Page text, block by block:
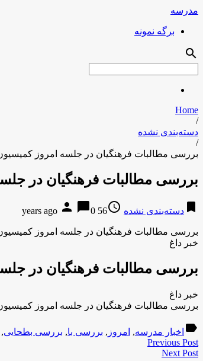
مدرسه
برگه نمونه
search
Home
/
دسته‌بندی نشده
/
بررسی مطالبات فرهنگیان در جلسه امروز
بررسی مطالبات فرهنگیان در
bookmark دسته‌بندی نشده access_time
56 years ago
person chat_bubble0
بررسی مطالبات فرهنگیان در جلسه امروز
خبر داغ
بررسی مطالبات فرهنگیان در
خبر داغ
بررسی مطالبات فرهنگیان در جلسه امروز
label اخبار مدرسه, امروز , بررسی با, بررسی بطحایی,
Previous Post
Next Post